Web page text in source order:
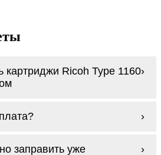
картриджи Ricoh Type 1160
сделаем это бесплатно
упаковки, когда
курьеру при получении
заправить уже